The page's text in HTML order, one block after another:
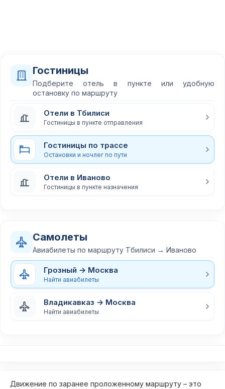
Гостиницы
Подберите отель в пункте или удобную
остановку по маршруту
Отели в Тбилиси
Гостиницы в пункте отправления
Гостиницы по трассе
Остановки и ночлег по пути
Отели в Иваново
Гостиницы в пункте назначения
Самолеты
Авиабилеты по маршруту Тбилиси → Иваново
Грозный → Москва
Найти авиабилеты
Владикавказ → Москва
Найти авиабилеты
Движение по заранее проложенному маршруту – это